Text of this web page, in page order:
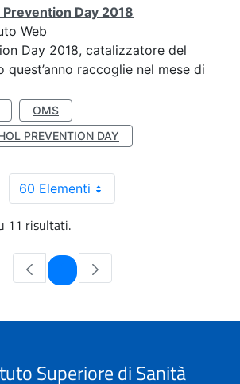
Day 2018
Web
Day 2018, catalizzatore del
quest’anno raccoglie nel mese di
OMS
PREVENTION DAY
60 Elementi
11 risultati.
Pagina
Superiore di Sanità